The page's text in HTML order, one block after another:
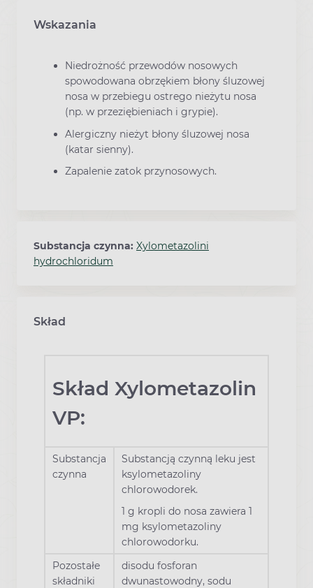
Wskazania
Niedrożność przewodów nosowych
spowodowana obrzękiem błony śluzowej
nosa w przebiegu ostrego nieżytu nosa
(np. w przeziębieniach i grypie).
Alergiczny nieżyt błony śluzowej nosa
(katar sienny).
Zapalenie zatok przynosowych.
Substancja czynna: Xylometazolini
hydrochloridum
Skład
Skład Xylometazolin
VP:
Substancja
czynna
Substancją czynną leku jest
ksylometazoliny
chlorowodorek.
1 g kropli do nosa zawiera 1
mg ksylometazoliny
chlorowodorku.
Pozostałe
składniki
disodu fosforan
dwunastowodny, sodu